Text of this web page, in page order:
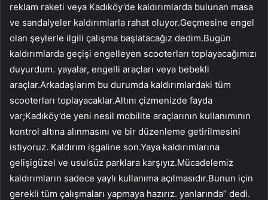
reklam raketi veya Kadıköy’de kaldırımlarda bulunan masa
ve sandalyeler kaldırımlarla rahat oluyor.Geçmesine engel
olan şeylerle ilgili çalışma başlatacağız dedim.Bugün
kaldırımlarda geçişi engelleyen scooterları toplayacağımızı
duyurdum. yayalar, engelli araçları veya bebekli
araçlar.Arkadaşlarım bu durumda kaldırımlardaki tüm
scooterları toplayacaklar.Altını çizmenizde fayda
var;Kadıköy’de yeni nesil mobilite araçlarının kullanımının
kontrol altına alınmasını ve bir düzenleme getirilmesini
istiyoruz. Kaldırım işgaline son.Yaya kaldırımlarına
gelişigüzel ve usulsüz parklara karşıyız.Mücadelemiz
kaldırımların sadece yaylı kullanıma açılmasıdır.Bunun için
gerekli tüm çalışmaları yapmaya hazırız. yanlarında” dedi.